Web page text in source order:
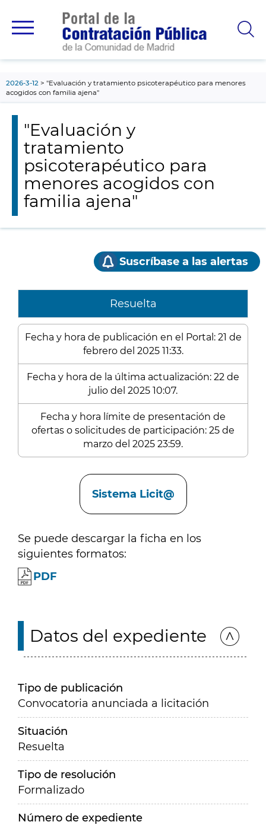
principal
2026-3-12
"Evaluación y tratamiento psicoterapéutico para menores
acogidos con familia ajena"
"Evaluación y
tratamiento
psicoterapéutico para
menores acogidos con
familia ajena"
Suscríbase a las alertas
Resuelta
Fecha y hora de publicación en el Portal: 21 de
febrero del 2025 11:33.
Fecha y hora de la última actualización: 22 de
julio del 2025 10:07.
Fecha y hora límite de presentación de
ofertas o solicitudes de participación: 25 de
marzo del 2025 23:59.
Sistema Licit@
Se puede descargar la ficha en los
siguientes formatos:
PDF
Datos del expediente
Tipo de publicación
Convocatoria anunciada a licitación
Situación
Resuelta
Tipo de resolución
Formalizado
Número de expediente